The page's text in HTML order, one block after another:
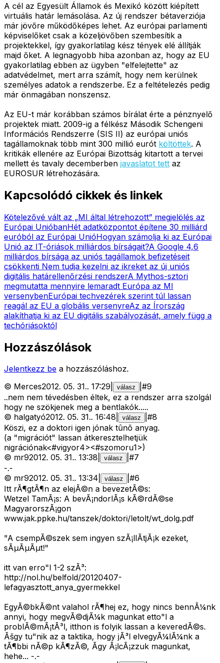
A cél az Egyesült Államok és Mexikó között kiépített
virtuális határ lemásolása. Az új rendszer bétaverziója
már jövőre működőképes lehet. Az európai parlamenti
képviselőket csak a közeljövőben szembesítik a
projektekkel, így gyakorlatilag kész tények elé állítják
majd őket. A legnagyobb hiba azonban az, hogy az EU
gyakorlatilag ebben az ügyben "elfelejtette" az
adatvédelmet, mert arra számít, hogy nem kerülnek
személyes adatok a rendszerbe. Ez a feltételezés pedig
már önmagában nonszensz.
Az EU-t már korábban számos bírálat érte a pénznyelő
projektek miatt. 2009-ig a félkész Második Schengeni
Információs Rendszerre (SIS II) az európai uniós
tagállamoknak több mint 300 millió eurót költöttek. A
kritikák ellenére az Európai Bizottság kitartott a tervei
mellett és tavaly decemberben javaslatot tett az
EUROSUR létrehozására.
Kapcsolódó cikkek és linkek
Kötelezővé vált az „MI által létrehozott” megjelölés az
Európai UnióbanHét adatközpontot építene 30 milliárd
euróból az Európai UnióHogyan számolja ki az Európai
Unió az IT-óriások milliárdos bírságait?A Google 4,6
milliárdos bírsága az uniós tagállamok befizetéseit
csökkenti Nem tudja kezelni az ikreket az új uniós
digitális határellenőrzési rendszerA Mythos-sztori
megmutatta mennyire lemaradt Európa az MI
versenybenEurópai techvezérek szerint túl lassan
reagál az EU a globális versenyreAz az Írország
alakíthatja ki az EU digitális szabályozását, amely függ a
techóriásoktól
Hozzászólások
Jelentkezz be a hozzászóláshoz.
© Merces2012. 05. 31.. 17:29 válasz #9
..nem nem tévedésben éltek, ez a rendszer arra szolgál
hogy ne szökjenek meg a bentlakók.....
© halgatyó2012. 05. 31.. 16:48 válasz #8
Köszi, ez a doktori igen jónak tûnõ anyag.
(a "migrációt" lassan átkeresztelhetjük
nigrációnak<#vigyor4><#szomoru1>)
© mr92012. 05. 31.. 13:38 válasz #7
-.-
© mr92012. 05. 31.. 13:34 válasz #6
Itt rÃ¶gtÃ¶n az elejÃ©n a bevezetÃ©s:
Wetzel TamÃ¡s: A bevÃ¡ndorlÃ¡s kÃ©rdÃ©se
MagyarorszÃ¡gon
www.jak.ppke.hu/tanszek/doktori/letolt/wt_dolg.pdf
"A csempÃ©szek sem ingyen szÃ¡llÃ­tjÃ¡k ezeket,
sÃµÃµÃµt!"
itt van erro"l 1-2 szÃ³:
http://nol.hu/belfold/20120407-
lefagyasztott_anya_gyermekkel
EgyÃ©bkÃ©nt valahol rÃ¶hej ez, hogy nincs bennÃ¼nk
annyi, hogy megvÃ©djÃ¼k magunkat etto"l a
problÃ©mÃ¡tÃ³l, itthon is folyik lassan a keveredÃ©s.
Ãšgy tu"nik az a taktika, hogy jÃ³l elvegyÃ¼lÃ¼nk a
tÃ¶bbi nÃ©p kÃ¶zÃ©, Ã­gy Ã¡lcÃ¡zzuk magunkat,
hehe... -.-